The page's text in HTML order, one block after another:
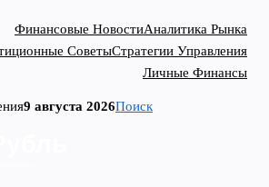
Финансовые НовостиАналитика Рынка
СоветыСтратегии Управления
Личные Финансы
9 августа 2026Поиск